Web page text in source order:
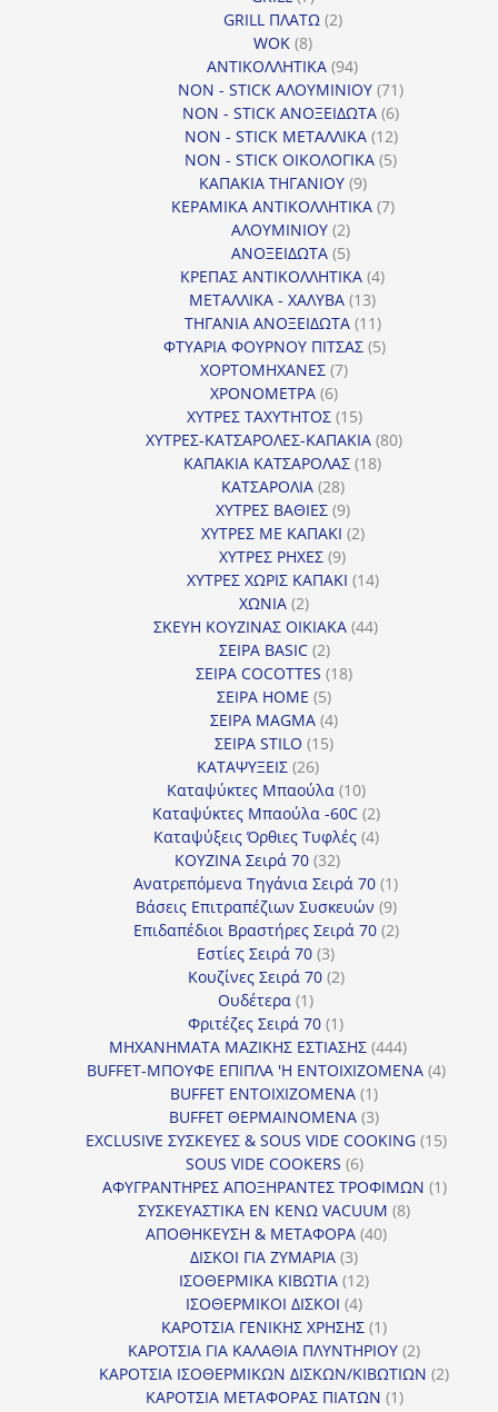
προϊόντα
GRILL ΠΛΑΤΩ 22
WOK 88
προϊόντα
ΑΝΤΙΚΟΛΛΗΤΙΚΑ 9494
προϊόντα
NON - STICK ΑΛΟΥΜΙΝΙΟΥ 7171
προϊόντα
NON - STICK ΑΝΟΞΕΙΔΩΤΑ 66
προϊόντα
NON - STICK ΜΕΤΑΛΛΙΚΑ 1212
προϊόντα
NON - STICK ΟΙΚΟΛΟΓΙΚΑ 55
ΚΑΠΑΚΙΑ ΤΗΓΑΝΙΟΥ 99
προϊόντα
ΚΕΡΑΜΙΚΑ ΑΝΤΙΚΟΛΛΗΤΙΚΑ 77
ΑΛΟΥΜΙΝΙΟΥ 22
προϊόντα
ΑΝΟΞΕΙΔΩΤΑ 55
προϊόντα
ΚΡΕΠΑΣ ΑΝΤΙΚΟΛΛΗΤΙΚΑ 44
ΜΕΤΑΛΛΙΚΑ - ΧΑΛΥΒΑ 1313
προϊόντα
ΤΗΓΑΝΙΑ ΑΝΟΞΕΙΔΩΤΑ 1111
προϊόντα
ΦΤΥΑΡΙΑ ΦΟΥΡΝΟΥ ΠΙΤΣΑΣ 55
ΧΟΡΤΟΜΗΧΑΝΕΣ 77
ΧΡΟΝΟΜΕΤΡΑ 66
προϊόντα
ΧΥΤΡΕΣ ΤΑΧΥΤΗΤΟΣ 1515
προϊόντα
ΧΥΤΡΕΣ-ΚΑΤΣΑΡΟΛΕΣ-ΚΑΠΑΚΙΑ 8080
ΚΑΠΑΚΙΑ ΚΑΤΣΑΡΟΛΑΣ 1818
ΚΑΤΣΑΡΟΛΙΑ 2828
προϊόντα
ΧΥΤΡΕΣ ΒΑΘΙΕΣ 99
προϊόντα
ΧΥΤΡΕΣ ΜΕ ΚΑΠΑΚΙ 22
ΧΥΤΡΕΣ ΡΗΧΕΣ 99
προϊόντα
ΧΥΤΡΕΣ ΧΩΡΙΣ ΚΑΠΑΚΙ 1414
ΧΩΝΙΑ 22
προϊόντα
ΣΚΕΥΗ ΚΟΥΖΙΝΑΣ ΟΙΚΙΑΚΑ 4444
ΣΕΙΡΑ BASIC 22
προϊόντα
ΣΕΙΡΑ COCOTTES 1818
ΣΕΙΡΑ HOME 55
προϊόντα
ΣΕΙΡΑ MAGMA 44
προϊόντα
ΣΕΙΡΑ STILO 1515
ΚΑΤΑΨΥΞΕΙΣ 2626
προϊόντα
Καταψύκτες Μπαούλα 1010
προϊόντα
Καταψύκτες Μπαούλα -60C 22
προϊόντα
Καταψύξεις Όρθιες Τυφλές 44
ΚΟΥΖΙΝΑ Σειρά 70 3232
προϊόντα
Ανατρεπόμενα Τηγάνια Σειρά 70 11
προϊόν
Βάσεις Επιτραπέζιων Συσκευών 99
προϊόντα
Επιδαπέδιοι Βραστήρες Σειρά 70 22
Εστίες Σειρά 70 33
προϊόντα
Κουζίνες Σειρά 70 22
Ουδέτερα 11
προϊόν
Φριτέζες Σειρά 70 11
προϊόν
ΜΗΧΑΝΗΜΑΤΑ ΜΑΖΙΚΗΣ ΕΣΤΙΑΣΗΣ 444444
προϊόντα
BUFFET-ΜΠΟΥΦΕ ΕΠΙΠΛΑ 'Η ΕΝΤΟΙΧΙΖΟΜΕΝΑ 44
BUFFET ΕΝΤΟΙΧΙΖΟΜΕΝΑ 11
προϊόν
BUFFET ΘΕΡΜΑΙΝΟΜΕΝΑ 33
προϊόντα
EXCLUSIVE ΣΥΣΚΕΥΕΣ & SOUS VIDE COOKING 1515
SOUS VIDE COOKERS 66
προϊόντα
ΑΦΥΓΡΑΝΤΗΡΕΣ ΑΠΟΞΗΡΑΝΤΕΣ ΤΡΟΦΙΜΩΝ 11
ΣΥΣΚΕΥΑΣΤΙΚΑ ΕΝ ΚΕΝΩ VACUUM 88
ΑΠΟΘΗΚΕΥΣΗ & ΜΕΤΑΦΟΡΑ 4040
ΔΙΣΚΟΙ ΓΙΑ ΖΥΜΑΡΙΑ 33
προϊόντα
ΙΣΟΘΕΡΜΙΚΑ ΚΙΒΩΤΙΑ 1212
ΙΣΟΘΕΡΜΙΚΟΙ ΔΙΣΚΟΙ 44
προϊόντα
ΚΑΡΟΤΣΙΑ ΓΕΝΙΚΗΣ ΧΡΗΣΗΣ 11
προϊόν
ΚΑΡΟΤΣΙΑ ΓΙΑ ΚΑΛΑΘΙΑ ΠΛΥΝΤΗΡΙΟΥ 22
προϊόντα
ΚΑΡΟΤΣΙΑ ΙΣΟΘΕΡΜΙΚΩΝ ΔΙΣΚΩΝ/ΚΙΒΩΤΙΩΝ 22
ΚΑΡΟΤΣΙΑ ΜΕΤΑΦΟΡΑΣ ΠΙΑΤΩΝ 11